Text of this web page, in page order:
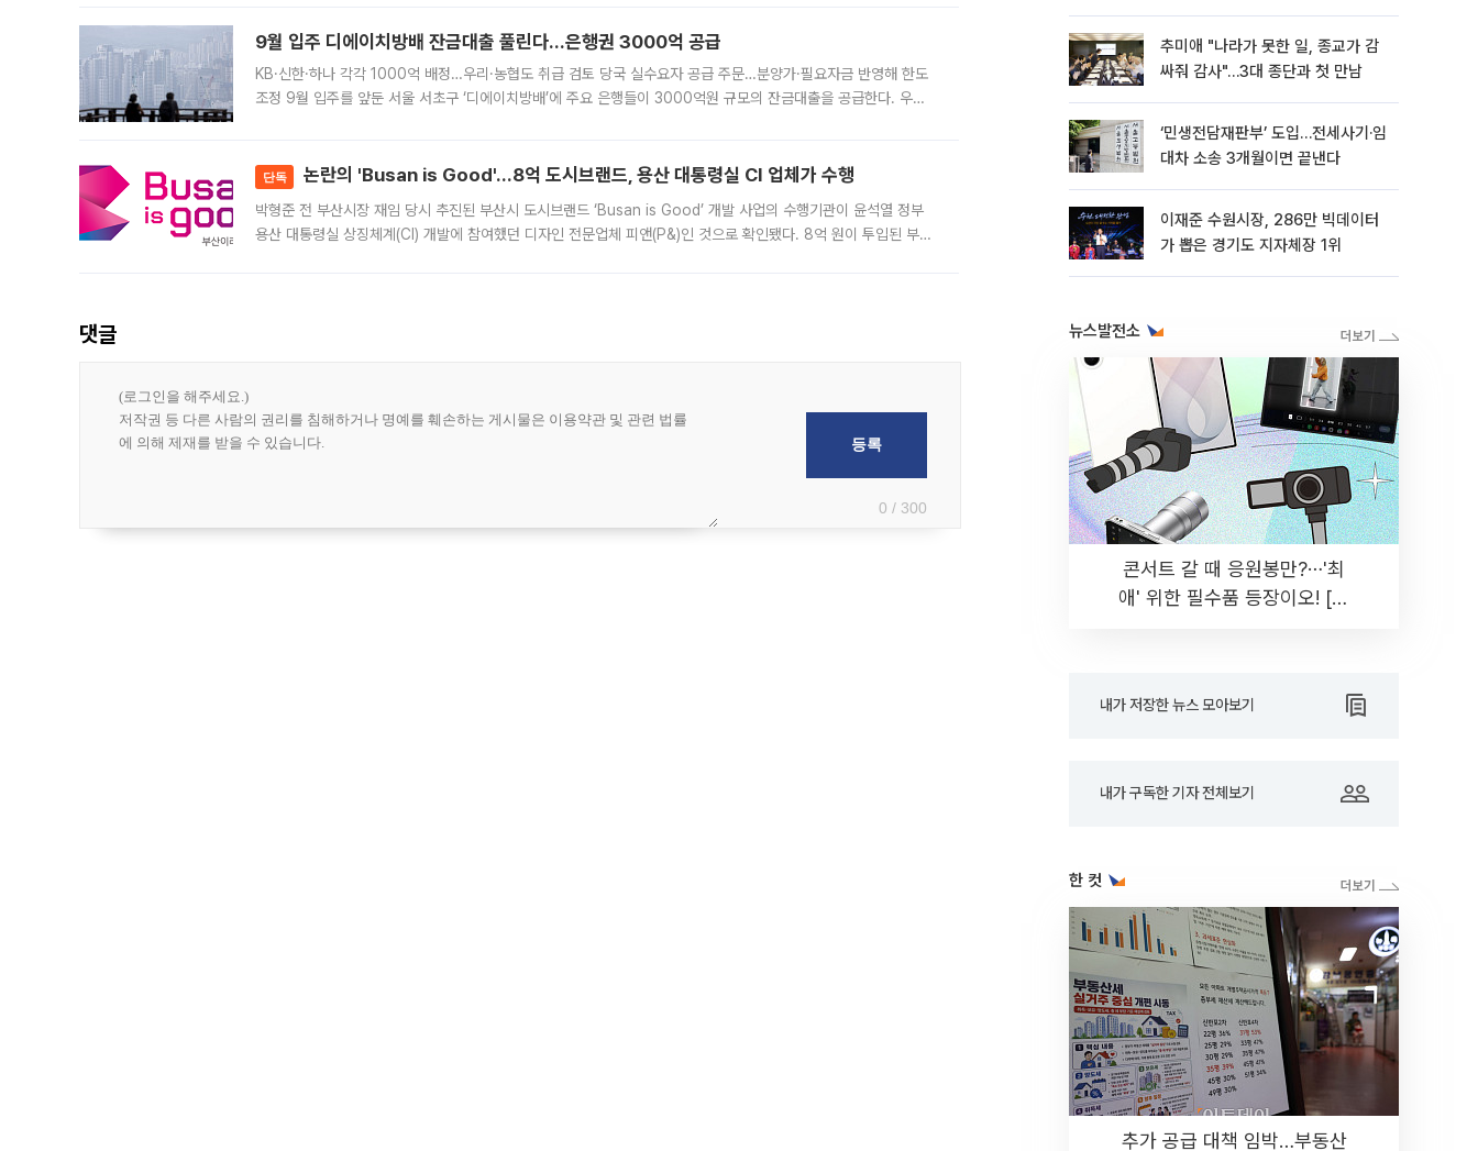
9월 입주 디에이치방배 잔금대출 풀린다…은행권 3000억 공급
KB·신한·하나 각각 1000억 배정…우리·농협도 취급 검토 당국 실수요자 공급 주문…분양가·필요자금 반영해 한도
조정 9월 입주를 앞둔 서울 서초구 ‘디에이치방배’에 주요 은행들이 3000억원 규모의 잔금대출을 공급한다. 우리
단독 논란의 'Busan is Good'…8억 도시브랜드, 용산 대통령실 CI 업체가 수행
박형준 전 부산시장 재임 당시 추진된 부산시 도시브랜드 ‘Busan is Good’ 개발 사업의 수행기관이 윤석열 정부
용산 대통령실 상징체계(CI) 개발에 참여했던 디자인 전문업체 피앤(P&)인 것으로 확인됐다. 8억 원이 투입된 부산
댓글
0 / 300
추미애 "나라가 못한 일, 종교가 감
싸줘 감사"…3대 종단과 첫 만남
‘민생전담재판부’ 도입…전세사기·임
대차 소송 3개월이면 끝낸다
이재준 수원시장, 286만 빅데이터
가 뽑은 경기도 지자체장 1위
뉴스발전소
콘서트 갈 때 응원봉만?⋯'최
애' 위한 필수품 등장이오! [솔
내가 저장한 뉴스 모아보기
내가 구독한 기자 전체보기
한 컷
추가 공급 대책 임박…부동산